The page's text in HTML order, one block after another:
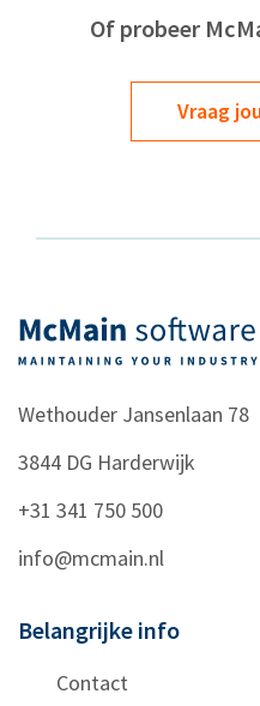
Of probeer
Vraag
Wethouder Jansenlaan 78
3844 DG Harderwijk
+31 341 750 500
info@mcmain.nl
Belangrijke info
Contact